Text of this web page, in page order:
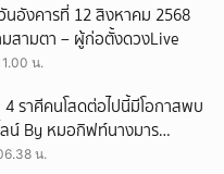
นอังคารที่ 12 สิงหาคม 2568
สามตา – ผู้ก่อตั้งดวงLive
น.
ราศีคนโสดต่อไปนี้มีโอกาสพบ
น์ By หมอกิฟท์นางมาร
น.